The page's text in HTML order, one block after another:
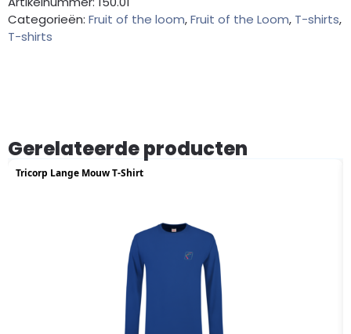
Categorieën: Fruit of the loom,Fruit of the Loom, T-shirts,
T-shirts
Gerelateerde producten
Tricorp Lange Mouw T-Shirt